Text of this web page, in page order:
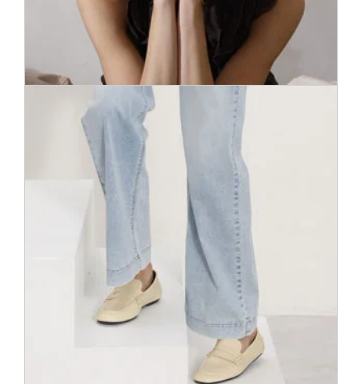
Хотите что-нибудь особенное? Из более чем 900
аксессуаров вы в одно мгновение можете выбрать
привлекательные акценты для Вашего образа: ремни,
перчатки, шарфы, сумки, украшения, носки и шапки.